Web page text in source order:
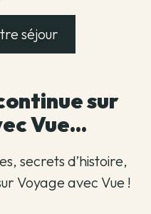
séjour
sur
Vue...
secrets d’histoire,
Voyage avec Vue !